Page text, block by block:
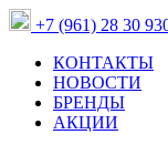
+7 (961) 28 30
КОНТАКТЫ
НОВОСТИ
БРЕНДЫ
АКЦИИ